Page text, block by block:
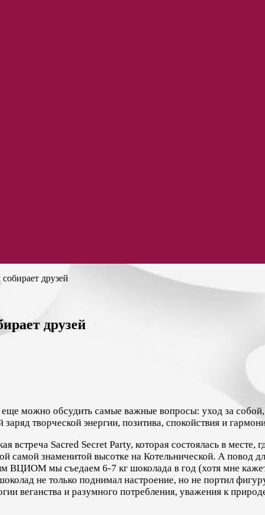
друзей
друзей
можно обсудить самые важные вопросы: уход за
творческой энергии, позитива, спокойствия и
встреча Sacred Secret Party, которая состоялась в
самой знаменитой высотке на Котельнической. А
ВЦИОМ мы съедаем 6-7 кг шоколада в год (хотя мне
не только поднимал настроение, но не портил
веганства и разумного потребления, уважения к